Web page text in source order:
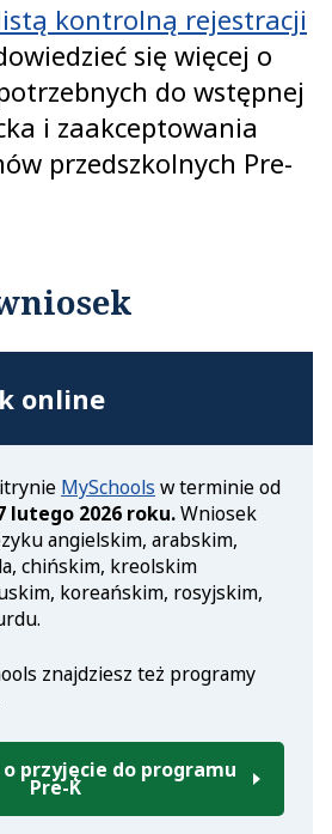
kontrolną rejestracji
się więcej o
do wstępnej
i zaakceptowania
przedszkolnych Pre-
online
MySchools w terminie od
lutego 2026 roku.Wniosek
angielskim, arabskim,
chińskim, kreolskim
koreańskim, rosyjskim,
znajdziesz też programy
o przyjęcie do programu
Pre-K